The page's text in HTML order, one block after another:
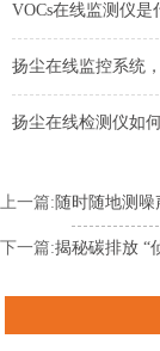
VOCs在线监测仪是
扬尘在线监控系统
扬尘在线检测仪如
上一篇: 随时随地测噪
下一篇:揭秘碳排放 “